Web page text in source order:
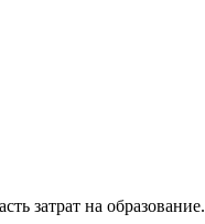
затрат на образование.